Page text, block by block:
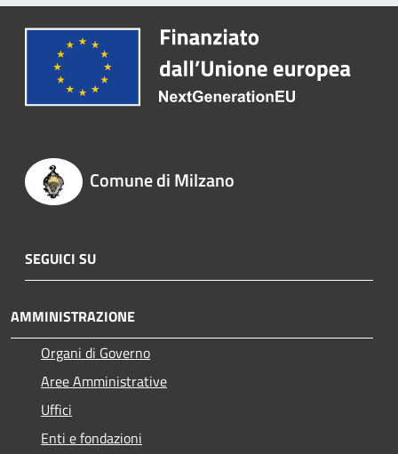
Comune di Milzano
SEGUICI SU
AMMINISTRAZIONE
Organi di Governo
Aree Amministrative
Uffici
Enti e fondazioni